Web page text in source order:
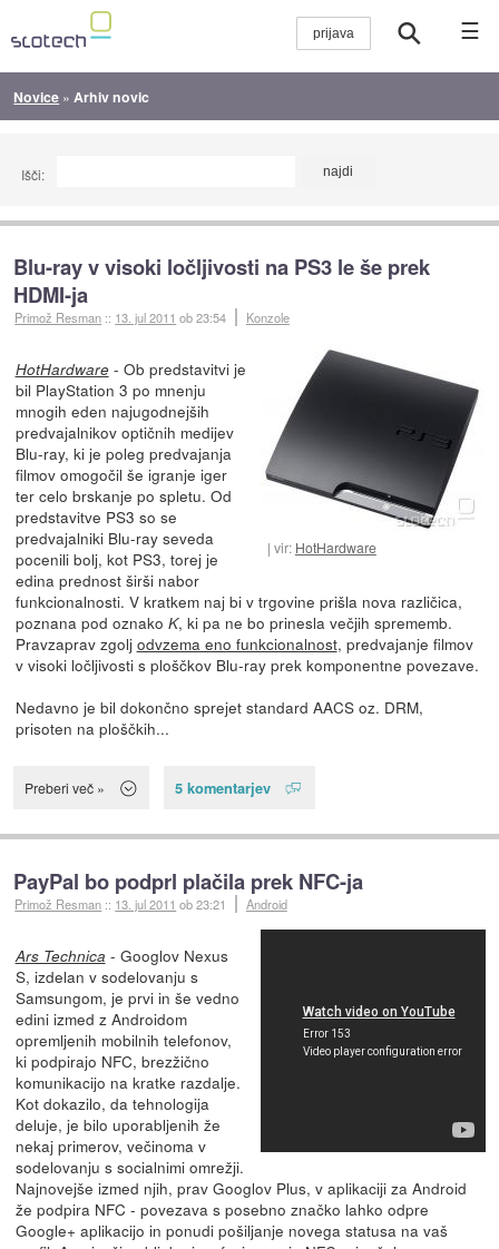
☰
Novice » Arhiv novic
Išči:
Blu-ray v visoki ločljivosti na PS3 le še prek
HDMI-ja
Primož Resman :: 13. jul 2011 ob 23:54 Konzole
vir: HotHardware
HotHardware- Ob predstavitvi je
bil PlayStation 3 po mnenju
mnogih eden najugodnejših
predvajalnikov optičnih medijev
Blu-ray, ki je poleg predvajanja
filmov omogočil še igranje iger
ter celo brskanje po spletu. Od
predstavitve PS3 so se
predvajalniki Blu-ray seveda
pocenili bolj, kot PS3, torej je
edina prednost širši nabor
funkcionalnosti. V kratkem naj bi v trgovine prišla nova različica,
poznana pod oznako K, ki pa ne bo prinesla večjih sprememb.
Pravzaprav zgolj odvzema eno funkcionalnost, predvajanje filmov
v visoki ločljivosti s ploščkov Blu-ray prek komponentne povezave.
Nedavno je bil dokončno sprejet standard AACS oz. DRM,
prisoten na ploščkih...
Preberi več » 5 komentarjev
PayPal bo podprl plačila prek NFC-ja
Primož Resman :: 13. jul 2011 ob 23:21 Android
Ars Technica - Googlov Nexus
S, izdelan v sodelovanju s
Samsungom, je prvi in še vedno
edini izmed z Androidom
opremljenih mobilnih telefonov,
ki podpirajo NFC, brezžično
komunikacijo na kratke razdalje.
Kot dokazilo, da tehnologija
deluje, je bilo uporabljenih že
nekaj primerov, večinoma v
sodelovanju s socialnimi omrežji.
Najnovejše izmed njih, prav Googlov Plus, v aplikaciji za Android
že podpira NFC - povezava s posebno značko lahko odpre
Google+ aplikacijo in ponudi pošiljanje novega statusa na vaš